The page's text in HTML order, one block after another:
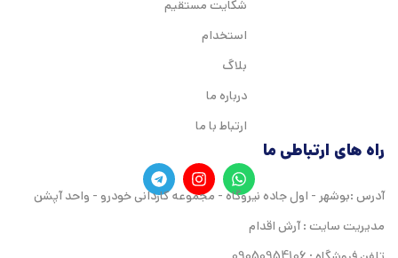
شکایت مستقیم
استخدام
بلاگ
درباره ما
ارتباط با ما
راه های ارتباطی ما
آدرس :بوشهر - اول جاده نیروگاه - مجموعه کاردانی خودرو - واحد آپشن
مدیریت سایت : آرش اقدام